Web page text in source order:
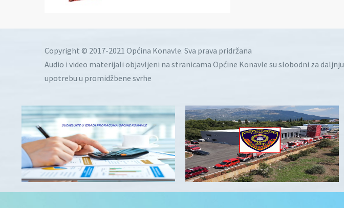
Copyright © 2017-2021 Općina Konavle. Sva prava pridržana
Audio i video materijali objavljeni na stranicama Općine Konavle su slobodni za daljnju
upotrebu u promidžbene svrhe